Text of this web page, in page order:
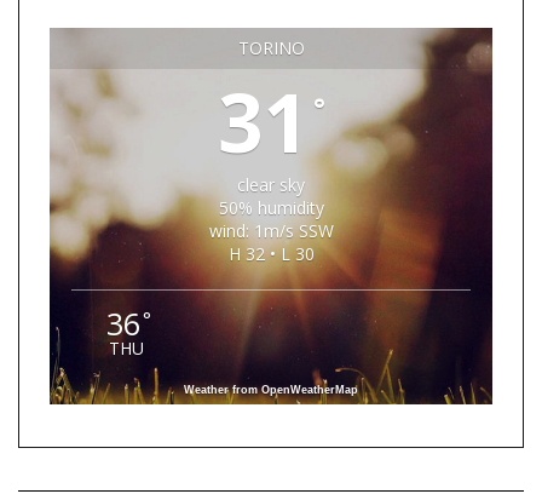
TORINO
31 °
clear sky
50% humidity
wind: 1m/s SSW
H 32 • L 30
36°
THU
Weather from OpenWeatherMap